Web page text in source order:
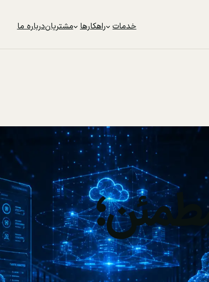
خدمات راهکارها مشتریاندرباره ما